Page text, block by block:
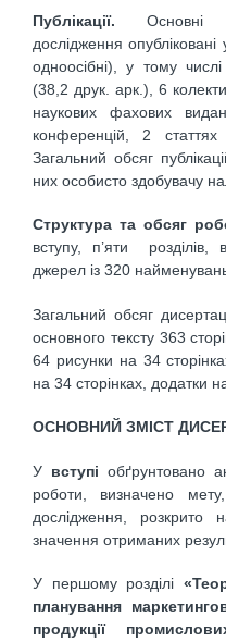
Публікації.Основні
дослідження
одноосібні), у тому
(38,2 друк. арк.), 6
наукових фахових
конференцій, 2
Загальний обсяг
них особисто здобувачу
Структура та обсяг
вступу, п’яти розділів,
джерел із 320
Загальний обсяг
основного тексту 363
64 рисунки на 34
на 34 сторінках, додатки
ОСНОВНИЙ ЗМІСТ
У вступі обґрунтовано
роботи, визначено
дослідження, розкрито
значення отриманих
У першому розділі
планування
продукції